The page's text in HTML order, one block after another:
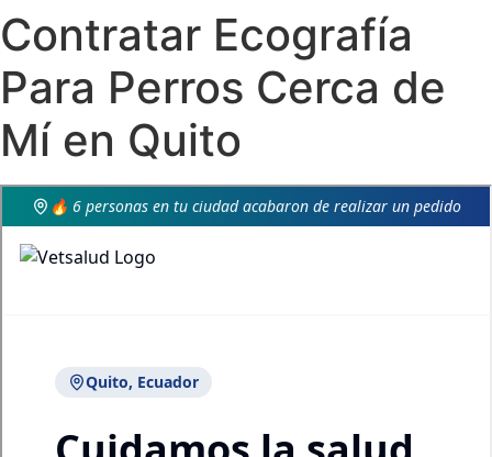
Contratar Ecografía
Para Perros Cerca de
Mí en Quito